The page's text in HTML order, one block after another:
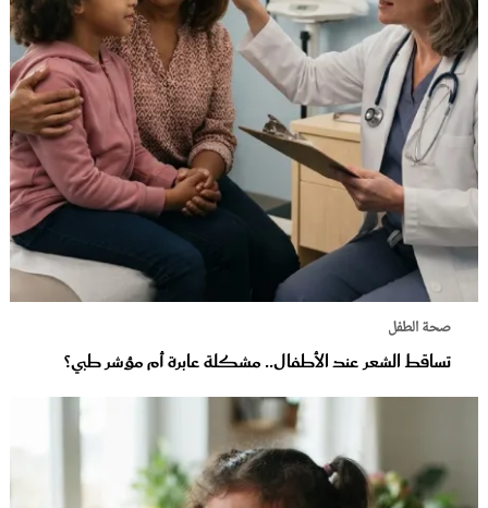
صحة الطفل
تساقط الشعر عند الأطفال.. مشكلة عابرة أم مؤشر طبي؟